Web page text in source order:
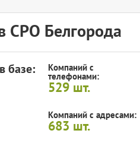
СРО Белгорода
базе: Компаний с
телефонами:
529 шт.
Компаний с адресами:
683 шт.